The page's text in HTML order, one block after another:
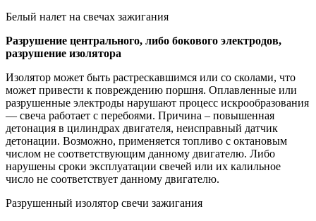
Белый налет на свечах зажигания
Разрушение центрального, либо бокового электродов,
разрушение изолятора
Изолятор может быть растрескавшимся или со сколами, что
может привести к повреждению поршня. Оплавленные или
разрушенные электроды нарушают процесс искрообразования
— свеча работает с перебоями. Причина – повышенная
детонация в цилиндрах двигателя, неисправный датчик
детонации. Возможно, применяется топливо с октановым
числом не соответствующим данному двигателю. Либо
нарушены сроки эксплуатации свечей или их калильное
число не соответствует данному двигателю.
Разрушенный изолятор свечи зажигания